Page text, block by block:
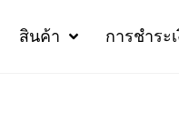
สินค้า การชำระ